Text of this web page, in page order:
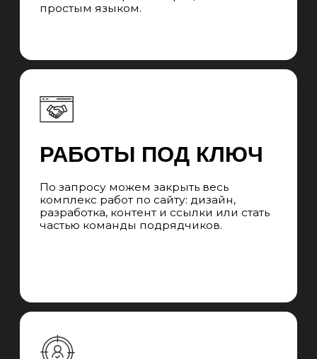
ЧАСТЫЕ ВОПРОСЫ